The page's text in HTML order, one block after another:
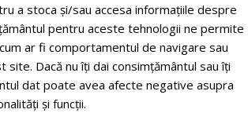
a stoca și/sau accesa informațiile despre
pentru aceste tehnologii ne permite
ar fi comportamentul de navigare sau
site. Dacă nu îți dai consimțământul sau îți
dat poate avea afecte negative asupra
și funcții.